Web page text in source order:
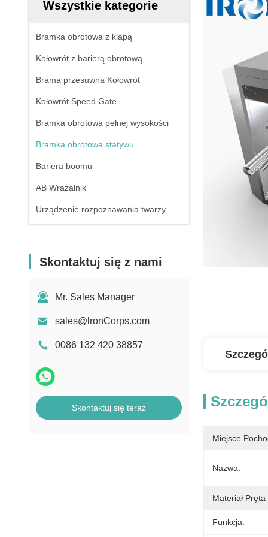
Wszystkie kategorie
Bramka obrotowa z klapą
Kołowrót z barierą obrotową
Brama przesuwna Kołowrót
Kołowrót Speed ​​Gate
Bramka obrotowa pełnej wysokości
Bramka obrotowa statywu
Bariera boomu
AB Wrażalnik
Urządzenie rozpoznawania twarzy
Skontaktuj się z nami
Mr. Sales Manager
sales@lronCorps.com
0086 132 420 38857
Skontaktuj się teraz
Miejsce
Nazwa:
Materiał
Funkcja: